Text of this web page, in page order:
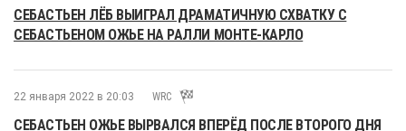
СЕБАСТЬЕН ЛЁБ ВЫИГРАЛ ДРАМАТИЧНУЮ СХВАТКУ С
СЕБАСТЬЕНОМ ОЖЬЕ НА РАЛЛИ МОНТЕ-КАРЛО
22 января 2022 в 20:03 WRC
СЕБАСТЬЕН ОЖЬЕ ВЫРВАЛСЯ ВПЕРЁД ПОСЛЕ ВТОРОГО ДНЯ